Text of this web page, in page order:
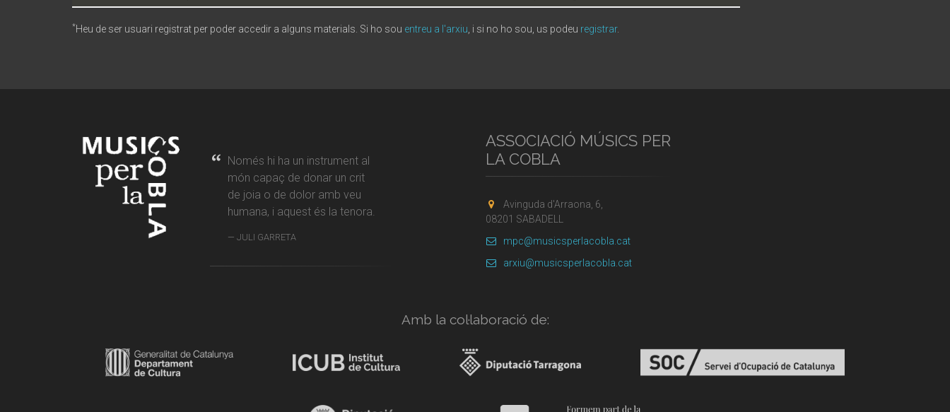
*Heu de ser usuari registrat per poder accedir a alguns materials. Si ho sou entreu a l'arxiu , i si no ho sou, us podeu registrar.
Només hi ha un instrument al
món capaç de donar un crit
de joia o de dolor amb veu
humana, i aquest és la tenora.
JULI GARRETA
ASSOCIACIÓ MÚSICS PER
LA COBLA
Avinguda d'Arraona, 6,
08201 SABADELL
mpc@musicsperlacobla.cat
arxiu@musicsperlacobla.cat
Amb la col·laboració de: